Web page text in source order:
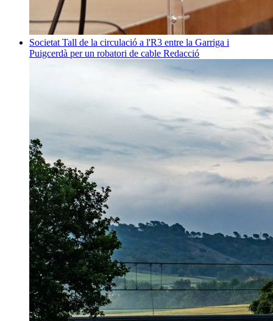
Societat Tall de la circulació a l'R3 entre la Garriga i
Puigcerdà per un robatori de cable Redacció